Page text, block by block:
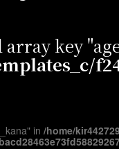
array key
in/home/